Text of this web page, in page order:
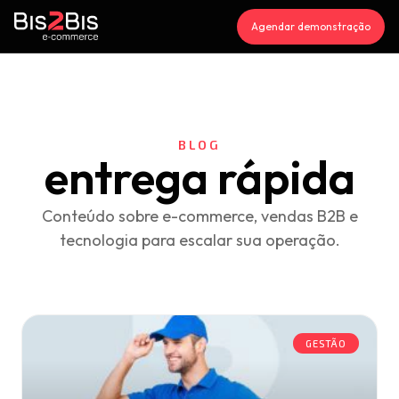
Agendar demonstração
BLOG
entrega rápida
Conteúdo sobre e-commerce, vendas B2B e
tecnologia para escalar sua operação.
GESTÃO